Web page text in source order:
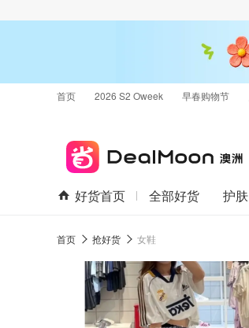
首页 2026 S2 Oweek 早春购物节
好货首页 全部好货 护肤
首页 抢好货 女鞋